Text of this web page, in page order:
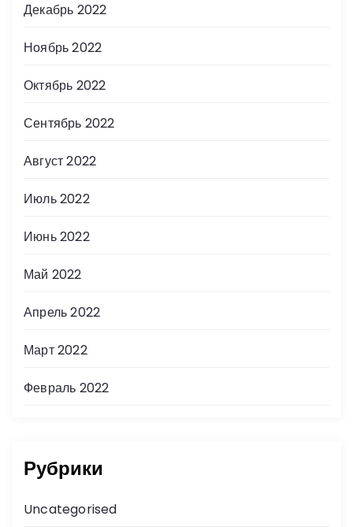
Декабрь 2022
Ноябрь 2022
Октябрь 2022
Сентябрь 2022
Август 2022
Июль 2022
Июнь 2022
Май 2022
Апрель 2022
Март 2022
Февраль 2022
Рубрики
Uncategorised